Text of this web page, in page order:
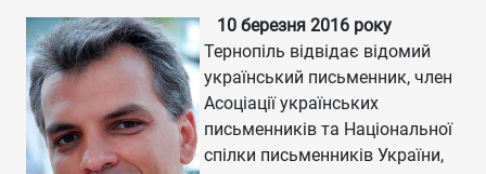
10 березня 2016 року
Тернопіль відвідає відомий
український письменник, член
Асоціації українських
письменників та Національної
спілки письменників України,